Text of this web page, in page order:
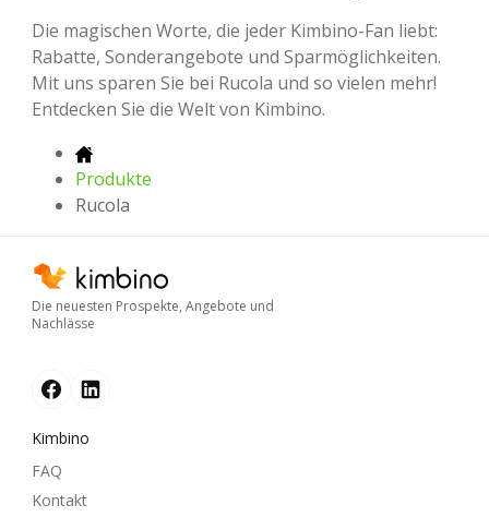
Die magischen Worte, die jeder Kimbino-Fan liebt:
Rabatte, Sonderangebote und Sparmöglichkeiten.
Mit uns sparen Sie bei Rucola und so vielen mehr!
Entdecken Sie die Welt von Kimbino.
Produkte
Rucola
Die neuesten Prospekte, Angebote und
Nachlässe
Kimbino
FAQ
Kontakt